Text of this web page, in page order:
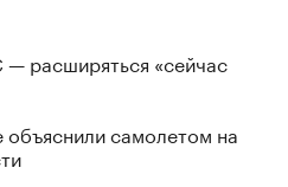
— расширяться «сейчас
объяснили самолетом на